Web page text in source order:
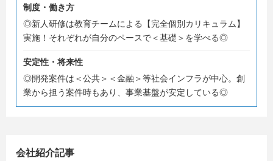
★取引先企業のパートナー企業として【直請】でシステム
の設計・開発・保守を担当
→案件は一気通貫の内容が多く、開発の全工程を経験で
＜なんと＞１～２年目で設計（上流）工程デビュ
ー！？
制度・働き方
◎新人研修は教育チームによる【完全個別カリキュラム】
実施！それぞれが自分のペースで＜基礎＞を学べる◎
安定性・将来性
◎開発案件は＜公共＞＜金融＞等社会インフラが中心。創
業から担う案件時もあり、事業基盤が安定している◎
会社紹介記事